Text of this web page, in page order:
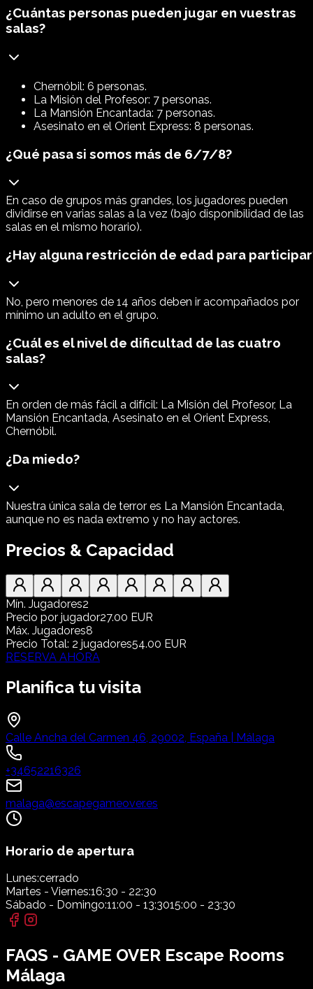
¿Cuántas personas pueden jugar en vuestras
salas?
Chernóbil: 6 personas.
La Misión del Profesor: 7 personas.
La Mansión Encantada: 7 personas.
Asesinato en el Orient Express: 8 personas.
¿Qué pasa si somos más de 6/7/8?
En caso de grupos más grandes, los jugadores pueden
dividirse en varias salas a la vez (bajo disponibilidad de las
salas en el mismo horario).
¿Hay alguna restricción de edad para
No, pero menores de 14 años deben ir acompañados por
mínimo un adulto en el grupo.
¿Cuál es el nivel de dificultad de las cuatro
salas?
En orden de más fácil a difícil: La Misión del Profesor, La
Mansión Encantada, Asesinato en el Orient Express,
Chernóbil.
¿Da miedo?
Nuestra única sala de terror es La Mansión Encantada,
aunque no es nada extremo y no hay actores.
Precios & Capacidad
Mín. Jugadores2
Precio por jugador27.00 EUR
Máx. Jugadores8
Precio Total: 2 jugadores54.00 EUR
RESERVA AHORA
Planifica tu visita
Calle Ancha del Carmen 46, 29002, España | Málaga
+34652216326
malaga@escapegameover.es
Horario de apertura
Lunes:cerrado
Martes - Viernes:16:30 - 22:30
Sábado - Domingo:11:00 - 13:3015:00 - 23:30
FAQS - GAME OVER Escape Rooms
Málaga